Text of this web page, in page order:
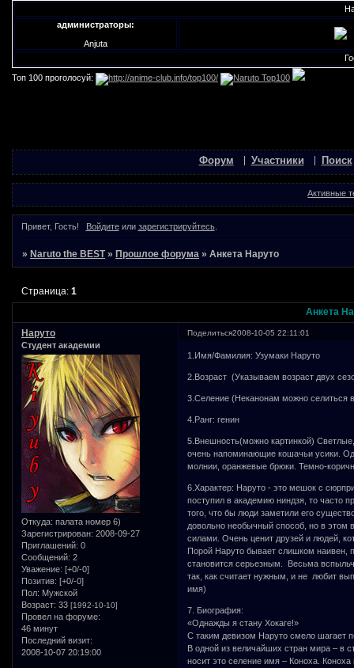
Набор
администраторы:
Anjuta
Гости
Топ 100 проголосуй:
Форум Участники Поиск
Активные
Привет, Гость! Войдитеили зарегистрируйтесь.
»Naruto the BEST »Прошлое форума »Анкета Наруто
Анкета
Страница:1
Поделиться2008-10-05 22:11:01
Наруто
Студент академии
Откуда: палата номер 6)
Зарегистрирован: 2008-09-27
Приглашений: 0
Сообщений: 2
Уважение: [+0/-0]
Позитив: [+0/-0]
Пол: Мужской
Возраст: 33 [1992-10-10]
Провел на форуме:
46 минут
Последний визит:
2008-10-07 20:19:00
1.Имя/Фамилия: Узумаки Наруто
2.Возраст (Указываем возраст двух
3.Селение (Неканонам можно селиться
4.Ранг: генин
5.Внешность(можно картинкой)
очень напоминающие кошачьи усики.
молнии, оранжевые брюки. Темно-
6.Характер: Наруто - это мешок с
поступил в академию ниндзя, то часто
того, что бы люди заметили его
довольно необычный способ, но в этом
силами. Очень ценит друзей и людей,
Порой Наруто бывает слишком наивен,
становится серьезным. Весьма
так, как считает нужным, и не любит
имя)
7. Биография:
«Однажды я стану Хокаге!»
С таким девизом Наруто смело шагает
В одной из величайших стран мира – в
носит это селение имя – Коноха.